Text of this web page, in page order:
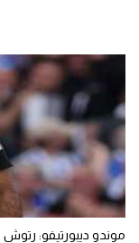
موندو ديبورتيفو: